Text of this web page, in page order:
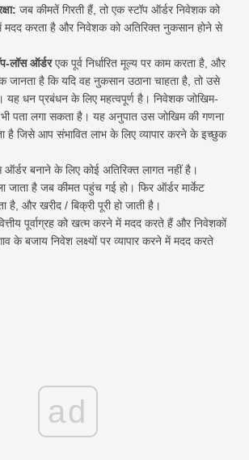
जब कीमतें गिरती हैं, तो एक स्टॉप ऑर्डर निवेशक को
मदद करता है और निवेशक को अतिरिक्त नुकसान होने से
लॉस ऑर्डरएक पूर्व निर्धारित मूल्य पर काम करता है, और
जानता है कि यदि वह नुकसान उठाना चाहता है, तो उसे
यह धन प्रबंधन के लिए महत्वपूर्ण है। निवेशक जोखिम-
पता लगा सकता है। यह अनुपात उस जोखिम की गणना
है जिसे आप संभावित लाभ के लिए व्यापार करने के इच्छुक
ऑर्डर बनाने के लिए कोई अतिरिक्त लागत नहीं है।
जाता है जब कीमत पहुंच गई हो। फिर ऑर्डर मार्केट
है, और खरीद / बिक्री पूरी हो जाती है।
पूर्वाग्रह को खत्म करने में मदद करते हैं और निवेशकों
के बजाय निवेश लक्ष्यों पर व्यापार करने में मदद करते
ad